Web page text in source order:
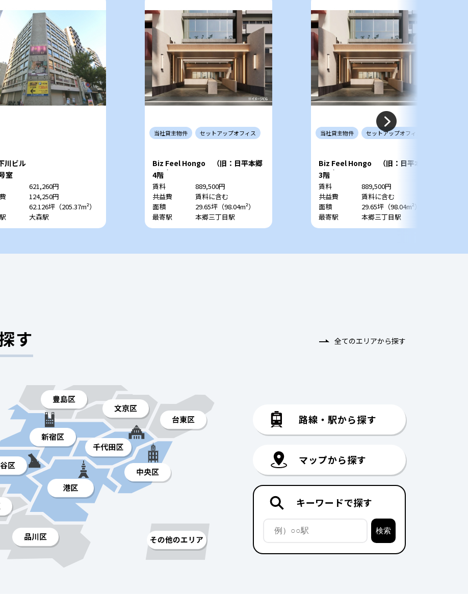
川ビル
室
621,260円
124,250円
62.126坪（205.37m²）
大森駅
当社貸主物件 セットアップオフィス
Biz Feel Hongo （旧：日平本郷
ビル）
4階
賃料
889,500円
共益費
賃料に含む
面積
29.65坪（98.04m²）
最寄駅
本郷三丁目駅
当社貸主物件 セットアップオフィス
Biz Feel Hongo （旧：日平本郷
ビル）
3階
賃料
889,500円
共益費
賃料に含む
面積
29.65坪（98.04m²）
最寄駅
本郷三丁目駅
す 全てのエリアから探す
路線・駅から探す
マップから探す
キーワードで探す